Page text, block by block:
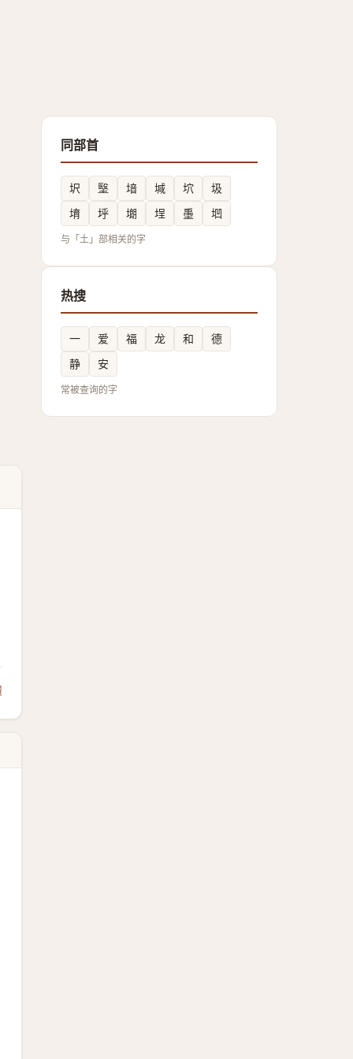
同部首
㘮 㙠 堷 堿 坹
圾
堉
垀 㙟 埕 㙑 垇
与「土」部相关的字
热搜
一 爱 福 龙 和
德
静
安
常被查询的字